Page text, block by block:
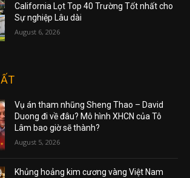
California Lọt Top 40 Trường Tốt nhất cho
Sự nghiệp Lâu dài
August 6, 2026
Vụ án tham nhũng Sheng Thao – David
Duong đi về đâu? Mô hình XHCN của Tô
Lâm bao giờ sẽ thành?
August 5, 2026
Khủng hoảng kim cương vàng Việt Nam